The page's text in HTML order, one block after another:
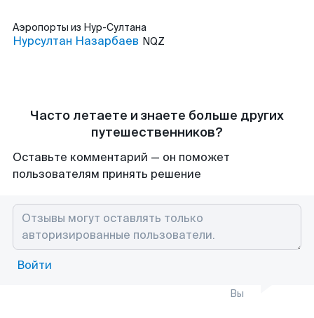
Аэропорты из Нур-Султана
Нурсултан Назарбаев NQZ
Часто летаете и знаете больше других
путешественников?
Оставьте комментарий — он поможет
пользователям принять решение
Войти
Вы